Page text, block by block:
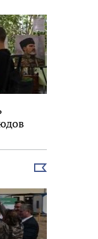
Выбрать